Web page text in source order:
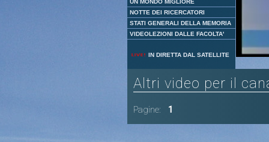
UN MONDO MIGLIORE
NOTTE DEI RICERCATORI
STATI GENERALI DELLA MEMORIA
VIDEOLEZIONI DALLE FACOLTA'
IN DIRETTA DAL SATELLITE
Altri video per il
Pagine: 1